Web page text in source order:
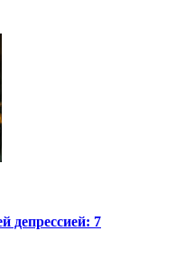
депрессией: 7